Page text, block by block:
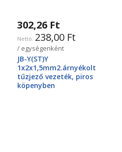
302,26 Ft
238,00 Ft
/ egységenként
JB-Y(ST)Y
1x2x1,5mm2.árnyékolt
tűzjező vezeték, piros
köpenyben